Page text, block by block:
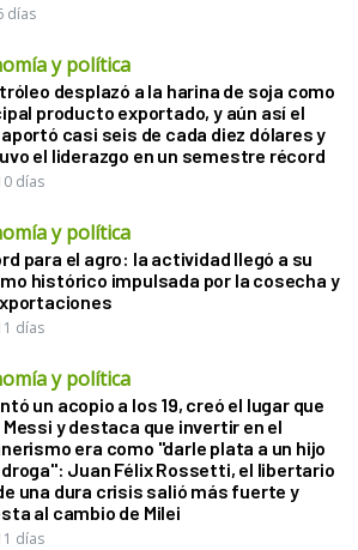
días
y política
desplazó a la harina de soja como
producto exportado, y aún así el
casi seis de cada diez dólares y
el liderazgo en un semestre récord
días
y política
para el agro: la actividad llegó a su
histórico impulsada por la cosecha y
días
y política
un acopio a los 19, creó el lugar que
Messi y destaca que invertir en el
era como "darle plata a un hijo
Juan Félix Rossetti, el libertario
una dura crisis salió más fuerte y
al cambio de Milei
días